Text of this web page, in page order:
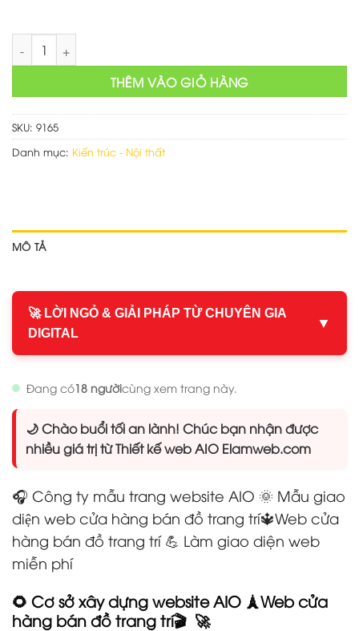
Web cửa hàng bán đồ trang trí số lượng
THÊM VÀO GIỎ HÀNG
SKU: 9165
Danh mục: Kiến trúc - Nội thất
MÔ TẢ
🚀 LỜI NGỎ & GIẢI PHÁP TỪ CHUYÊN GIA
DIGITAL
▼
Đang có18 ngườicùng xem trang này.
🌙 Chào buổi tối an lành! Chúc bạn nhận được
nhiều giá trị từ Thiết kế web AIO Elamweb.com
🎧 Công ty mẫu trang website AIO 🌞 Mẫu giao
diện web cửa hàng bán đồ trang trí🔱Web cửa
hàng bán đồ trang trí💪 Làm giao diện web
miễn phí
🌻 Cơ sở xây dựng website AIO 🗼Web cửa
hàng bán đồ trang trí🎬 🚀